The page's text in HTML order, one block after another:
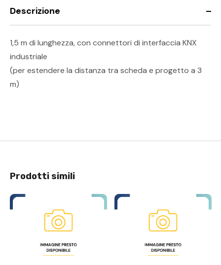
Descrizione
1,5 m di lunghezza, con connettori di interfaccia KNX
industriale
(per estendere la distanza tra scheda e progetto a 3
m)
Prodotti simili